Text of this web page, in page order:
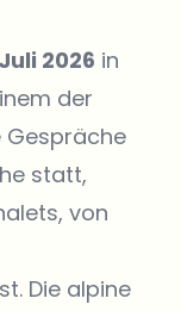
2026 in
der
Gespräche
statt,
von
Die alpine